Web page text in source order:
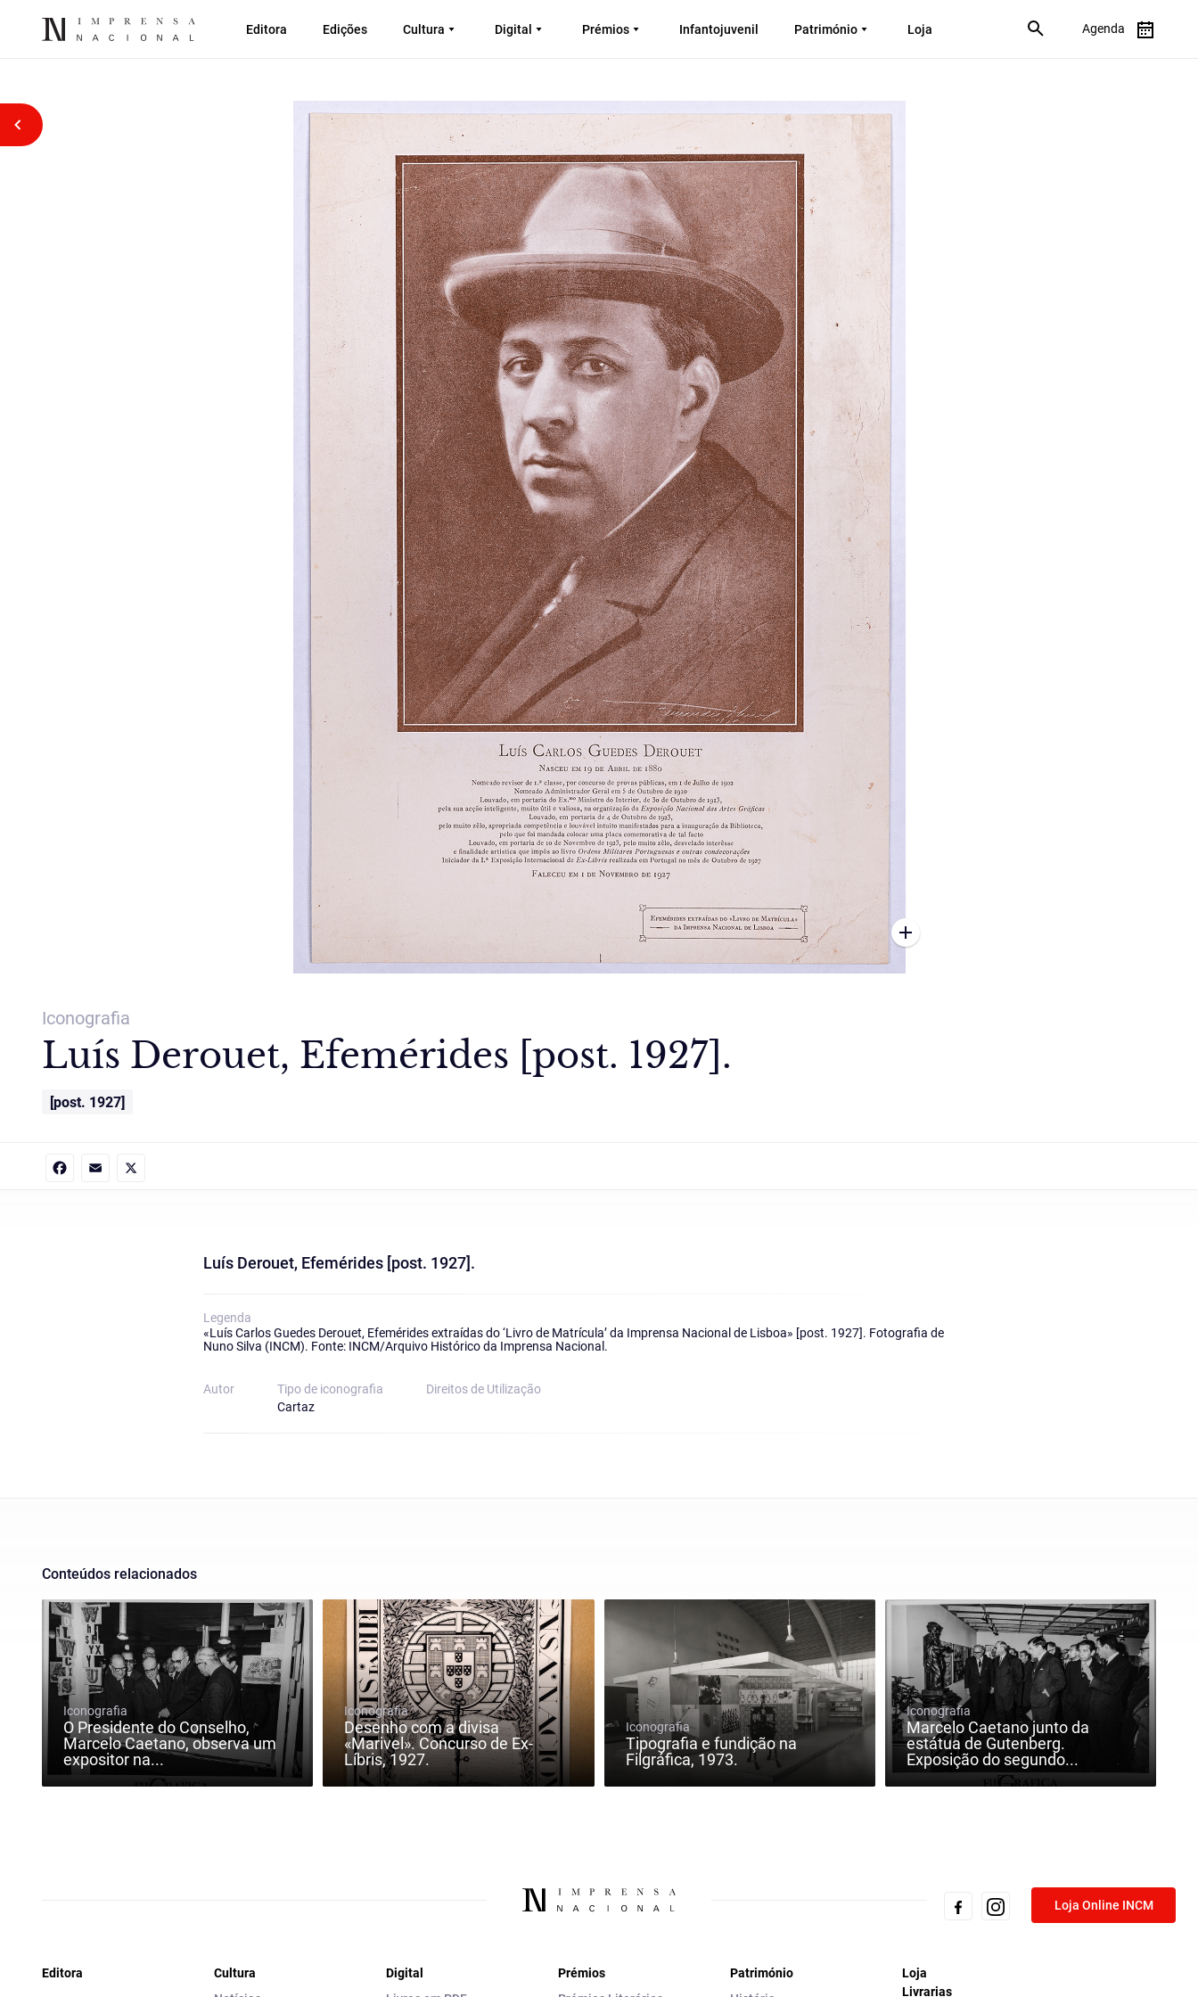
Editora Edições Cultura Digital Prémios Infantojuvenil Património Loja Agenda
Voltar atrás
Iconografia
Luís Derouet, Efemérides [post. 1927].
[post. 1927]
Luís Derouet, Efemérides [post. 1927].
Legenda
«Luís Carlos Guedes Derouet, Efemérides extraídas do ‘Livro de Matrícula’ da Imprensa Nacional de Lisboa» [post. 1927]. Fotografia de
Nuno Silva (INCM). Fonte: INCM/Arquivo Histórico da Imprensa Nacional.
Autor
Tipo de iconografia
Cartaz
Direitos de Utilização
Conteúdos relacionados
Iconografia
O Presidente do Conselho,
Marcelo Caetano, observa um
expositor na...
Iconografia
Desenho com a divisa
«Marivel». Concurso de Ex-
Líbris, 1927.
Iconografia
Tipografia e fundição na
Filgráfica, 1973.
Iconografia
Marcelo Caetano junto da
estátua de Gutenberg.
Exposição do segundo...
Loja Online INCM
Editora
Cultura
Digital
Prémios
Património
Loja
Livrarias